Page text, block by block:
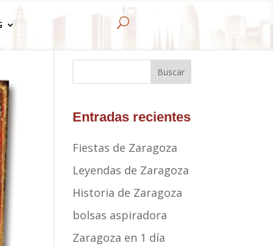
U
Buscar
Entradas recientes
Fiestas de Zaragoza
Leyendas de Zaragoza
Historia de Zaragoza
bolsas aspiradora
Zaragoza en 1 día